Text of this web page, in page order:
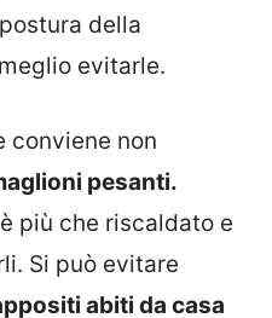
della
evitarle.
conviene non
pesanti.
più che riscaldato e
Si può evitare
abiti da casa